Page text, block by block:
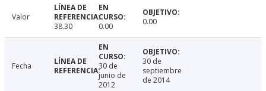
Valor
38.30
0.00 0.00
Fecha
30 de
junio de
2012
30 de
septiembre
de 2014